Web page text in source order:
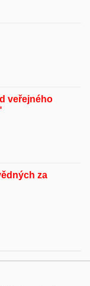
veřejného
za